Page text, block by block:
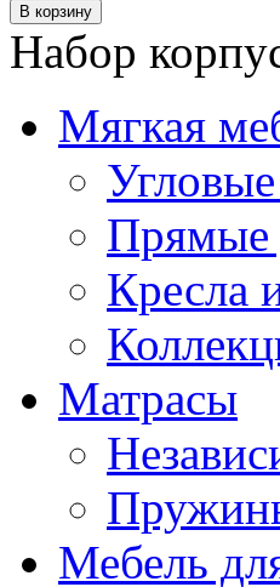
Набор
Мягкая
Прямые
Кресла
Матрасы
Мебель